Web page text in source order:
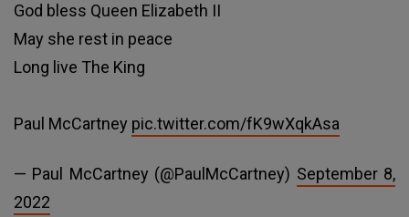
God bless Queen Elizabeth II
May she rest in peace
Long live The King
Paul McCartney pic.twitter.com/fK9wXqkAsa
— Paul McCartney (@PaulMcCartney) September 8,
2022